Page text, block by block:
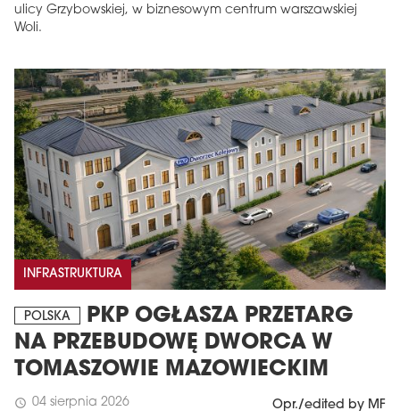
ulicy Grzybowskiej, w biznesowym centrum warszawskiej
Woli.
INFRASTRUKTURA
POLSKA
PKP OGŁASZA PRZETARG
NA PRZEBUDOWĘ DWORCA W
TOMASZOWIE MAZOWIECKIM
schedule 04 sierpnia 2026 Opr./edited by MF